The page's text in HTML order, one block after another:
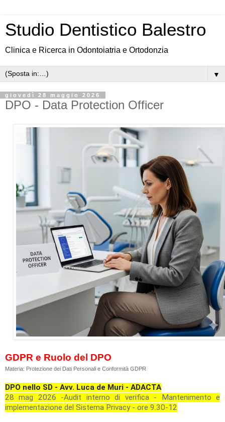
Studio Dentistico Balestro
Clinica e Ricerca in Odontoiatria e Ortodonzia
▼
giovedì 28 maggio 2026
DPO - Data Protection Officer
GDPR e Ruolo del DPO
Materia: Protezione dei Dati Personali e Conformità GDPR
DPO nello SD - Avv. Luca de Muri - ADACTA
28 mag 2026 -Audit interno di verifica - Mantenimento e
implementazione del Sistema Privacy - ore 9.30-12